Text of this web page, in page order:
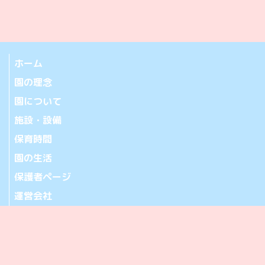
ホーム
園の理念
園について
施設・設備
保育時間
園の生活
保護者ページ
運営会社